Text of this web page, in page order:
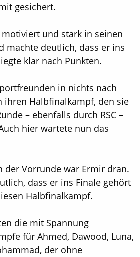
gesichert.
und stark in seinen
machte deutlich, dass er ins
klar nach Punkten.
in nichts nach
ihren Halbfinalkampf, den sie
– ebenfalls durch RSC –
hier wartete nun das
der Vorrunde war Ermir dran.
dass er ins Finale gehört
Halbfinalkampf.
die mit Spannung
für Ahmed, Dawood, Luna,
der ohne